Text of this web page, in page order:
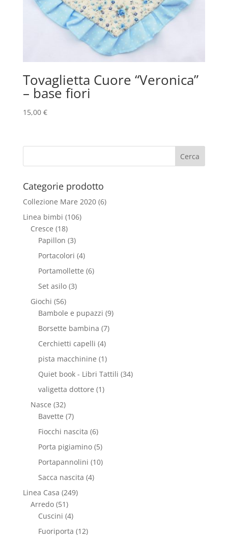
Tovaglietta Cuore “Veronica”
– base fiori
15,00 €
Categorie prodotto
Collezione Mare 2020 (6)
Linea bimbi (106)
Cresce (18)
Papillon (3)
Portacolori (4)
Portamollette (6)
Set asilo (3)
Giochi (56)
Bambole e pupazzi (9)
Borsette bambina (7)
Cerchietti capelli (4)
pista macchinine (1)
Quiet book - Libri Tattili (34)
valigetta dottore (1)
Nasce (32)
Bavette (7)
Fiocchi nascita (6)
Porta pigiamino (5)
Portapannolini (10)
Sacca nascita (4)
Linea Casa (249)
Arredo (51)
Cuscini (4)
Fuoriporta (12)